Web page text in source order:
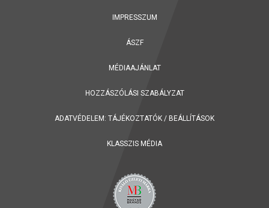
IMPRESSZUM
ÁSZF
MÉDIAAJÁNLAT
HOZZÁSZÓLÁSI SZABÁLYZAT
ADATVÉDELEM: TÁJÉKOZTATÓK / BEÁLLÍTÁSOK
KLASSZIS MÉDIA